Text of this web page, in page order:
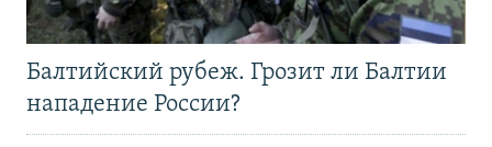
Балтийский рубеж. Грозит ли Балтии
нападение России?